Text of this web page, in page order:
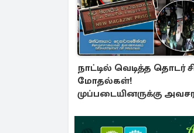
நாட்டில் வெடித்த தொடர்
மோதல்கள்!
முப்படையினருக்கு